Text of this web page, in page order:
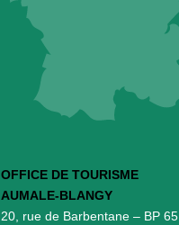
OFFICE DE TOURISME
AUMALE-BLANGY
20, rue de Barbentane – BP 65